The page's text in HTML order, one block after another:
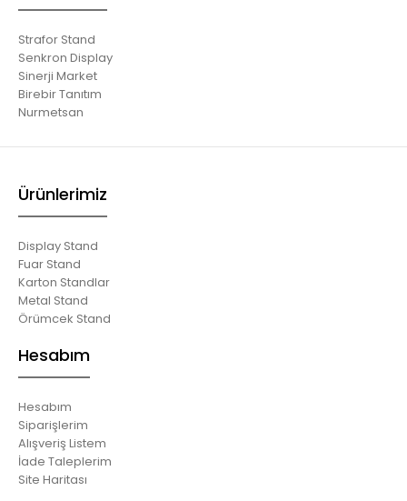
Strafor Stand
Senkron Display
Sinerji Market
Birebir Tanıtım
Nurmetsan
Ürünlerimiz
Display Stand
Fuar Stand
Karton Standlar
Metal Stand
Örümcek Stand
Hesabım
Hesabım
Siparişlerim
Alışveriş Listem
İade Taleplerim
Site Haritası